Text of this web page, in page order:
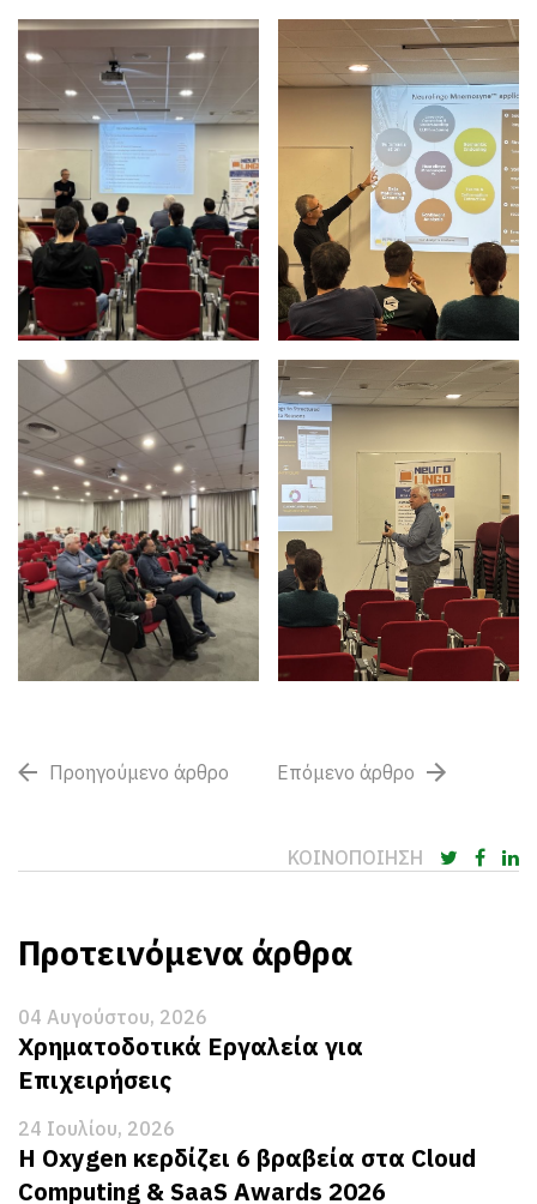
Προηγούμενο άρθρο Επόμενο άρθρο
ΚΟΙΝΟΠΟΙΗΣΗ
Προτεινόμενα άρθρα
04 Αυγούστου, 2026
Χρηματοδοτικά Εργαλεία για
Επιχειρήσεις
24 Ιουλίου, 2026
Η Oxygen κερδίζει 6 βραβεία στα Cloud
Computing & SaaS Awards 2026